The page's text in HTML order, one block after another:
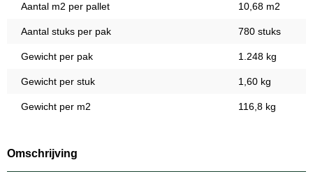
Aantal m2 per pallet 10,68 m2
Aantal stuks per pak 780 stuks
Gewicht per pak 1.248 kg
Gewicht per stuk 1,60 kg
Gewicht per m2 116,8 kg
Omschrijving